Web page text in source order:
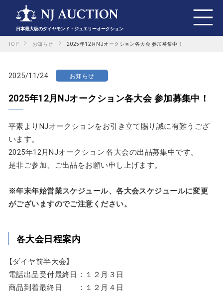
日本最大級のダイヤモンド・ジュエリーオークション
TOP お知らせ 2025年12月NJオークション各大会 参加募集中！
2025/11/24 お知らせ
2025年12月NJオークション各大会 参加募集中！
平素よりNJオークションをお引き立て賜り誠に有難うござ
います。
2025年12月NJオークション 各大会の出品募集中です。
是非ご参加、ご出品をお願い申し上げます。
※年末年始営業スケジュール、各大会スケジュールに変更
がございますのでご注意ください。
各大会日程案内
【ダイヤ前半大会】
電話出品受付最終日：１２月３日
商品到着最終日 ：１２月４日